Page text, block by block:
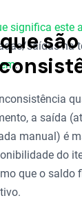
significa este
saídas na
.
são
a saída
manual) é
do
que o saldo